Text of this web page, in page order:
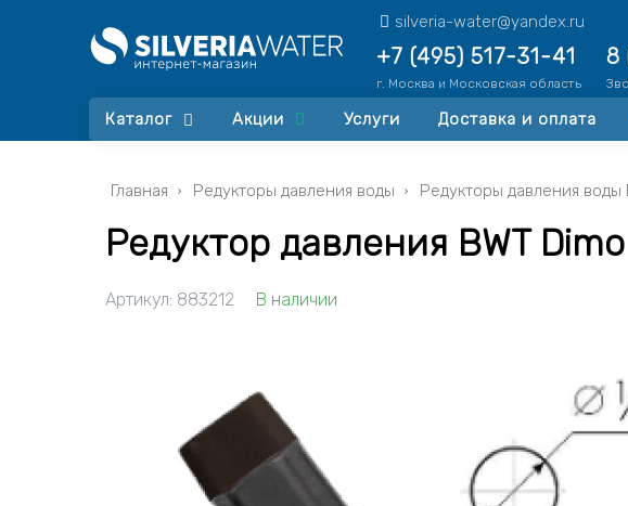
silveria-water@yandex.ru
+7 (495) 517-31-41
г. Москва и Московская область
8
Каталог Акции Услуги Доставка и оплата
Главная Редукторы давления воды Редукторы давления воды
Редуктор давления BWT
Артикул: 883212 В наличии